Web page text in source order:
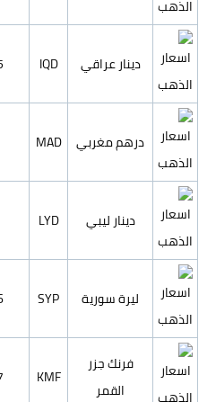
46826.65
40980.7
396.1
346.65
56.3
49.27
20418.96
17869.81
18287.37
16004.33